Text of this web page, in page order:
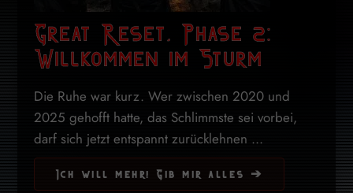
Great Reset, Phase 2:
Willkommen im Sturm
Die Ruhe war kurz. Wer zwischen 2020 und
2025 gehofft hatte, das Schlimmste sei vorbei,
darf sich jetzt entspannt zurücklehnen ...
Ich will mehr! Gib mir alles ➔